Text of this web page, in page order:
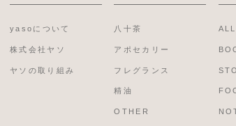
yasoについて
株式会社ヤソ
ヤソの取り組み
八十茶
アポセカリー
フレグランス
精油
OTHER
ALL